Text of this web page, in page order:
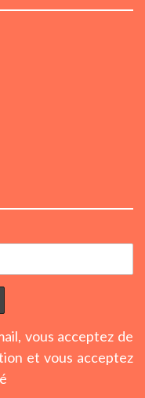
vous acceptez de
et vous acceptez